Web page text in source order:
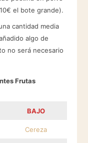
el bote grande).
cantidad media
algo de
no será necesario
Frutas
BAJO
Cereza